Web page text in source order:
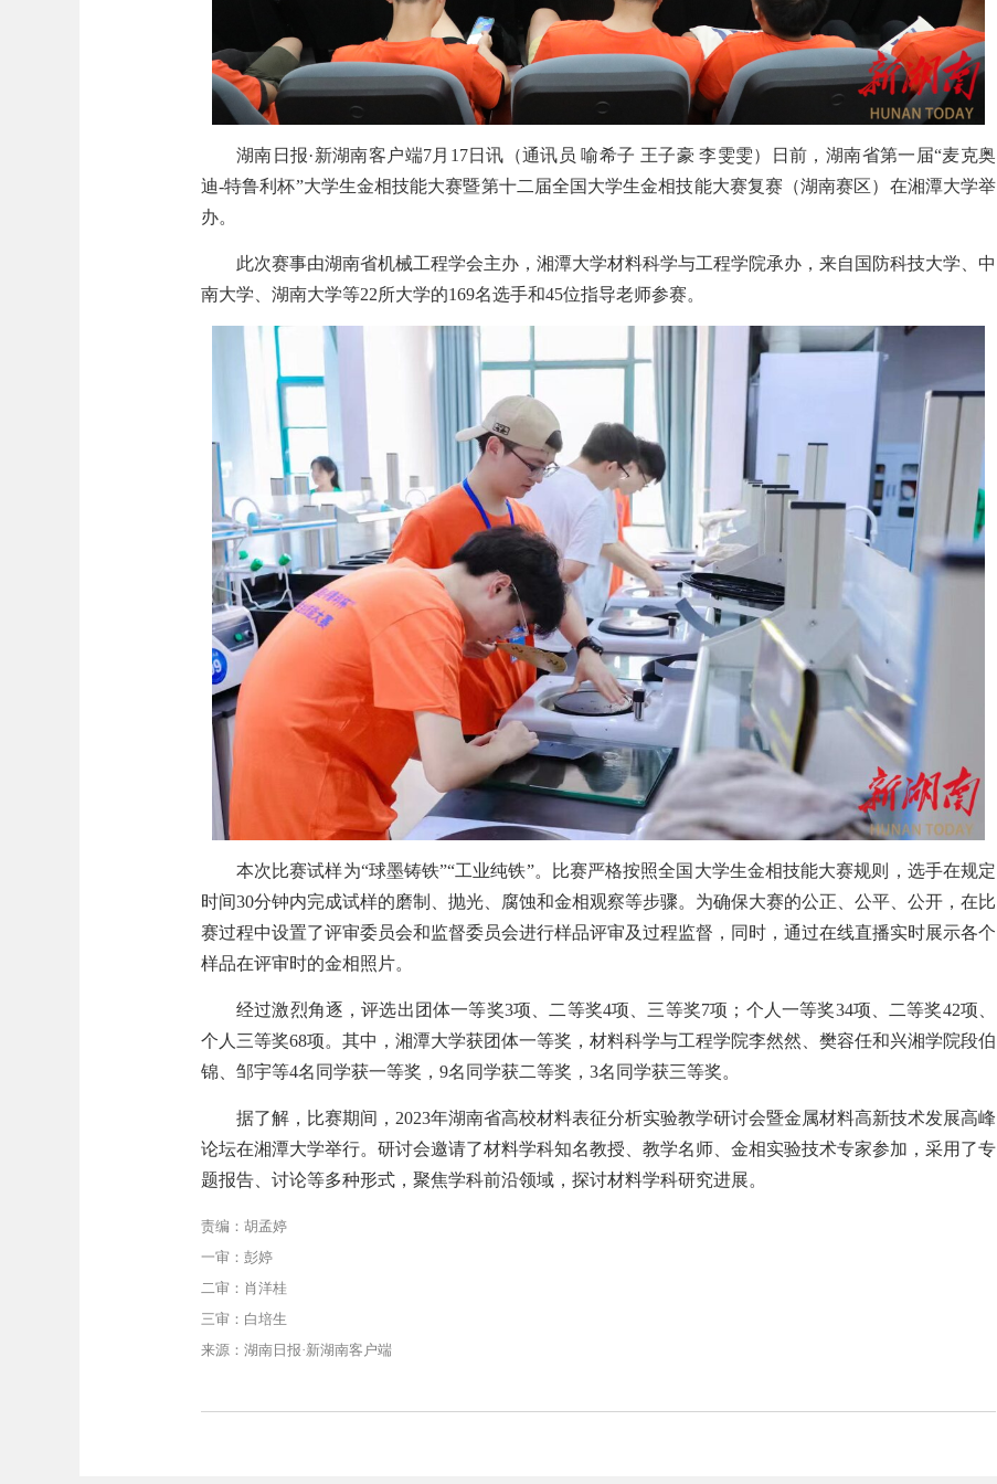
湖南日报·新湖南客户端7月17日讯（通讯员 喻希子 王子豪 李雯雯）日前，湖南省第一届“麦克奥
迪-特鲁利杯”大学生金相技能大赛暨第十二届全国大学生金相技能大赛复赛（湖南赛区）在湘潭大学举
办。
此次赛事由湖南省机械工程学会主办，湘潭大学材料科学与工程学院承办，来自国防科技大学、中
南大学、湖南大学等22所大学的169名选手和45位指导老师参赛。
本次比赛试样为“球墨铸铁”“工业纯铁”。
比赛严格按照全国大学生金相技能大赛规则，选手在规定
时间30分钟内完成试样的磨制、抛光、腐蚀和金相观察等步骤。 为确保大赛的公正、公平、公开，在比
赛过程中设置了评审委员会和监督委员会进行样品评审及过程监督，同时，通过在线直播实时展示各个
样品在评审时的金相照片。
经过激烈角逐，评选出团体一等奖3项、二等奖4项、三等奖7项；个人一等奖34项、二等奖42项、
个人三等奖68项。其中，湘潭大学获团体一等奖，材料科学与工程学院李然然、樊容任和兴湘学院段伯
锦、邹宇等4名同学获一等奖，9名同学获二等奖，3名同学获三等奖。
据了解，比赛期间，2023年湖南省高校材料表征分析实验教学研讨会暨金属材料高新技术发展高峰
论坛在湘潭大学举行。研讨会邀请了材料学科知名教授、教学名师、金相实验技术专家参加，采用了专
题报告、讨论等多种形式，聚焦学科前沿领域，探讨材料学科研究进展。
责编：胡孟婷
一审：彭婷
二审：肖洋桂
三审：白培生
来源：湖南日报·新湖南客户端